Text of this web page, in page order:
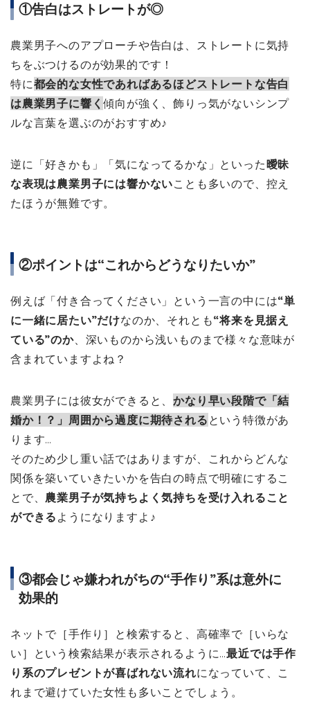
①告白はストレートが◎
農業男子へのアプローチや告白は、ストレートに気持
ちをぶつけるのが効果的です！
特に都会的な女性であればあるほどストレートな告白
は農業男子に響く傾向が強く、飾りっ気がないシンプ
ルな言葉を選ぶのがおすすめ♪
逆に「好きかも」「気になってるかな」といった曖昧
な表現は農業男子には響かないことも多いので、控え
たほうが無難です。
②ポイントは“これからどうなりたいか”
例えば「付き合ってください」という一言の中には“単
に一緒に居たい”だけなのか、それとも“将来を見据え
ている”のか、深いものから浅いものまで様々な意味が
含まれていますよね？
農業男子には彼女ができると、かなり早い段階で「結
婚か！？」周囲から過度に期待される という特徴があ
ります…
そのため少し重い話ではありますが、これからどんな
関係を築いていきたいかを告白の時点で明確にするこ
とで、 農業男子が気持ちよく気持ちを受け入れること
ができる ようになりますよ♪
③都会じゃ嫌われがちの“手作り”系は意外に
効果的
ネットで［手作り］と検索すると、高確率で［いらな
い］という検索結果が表示されるように…最近では手作
り系のプレゼントが喜ばれない流れになっていて、こ
れまで避けていた女性も多いことでしょう。